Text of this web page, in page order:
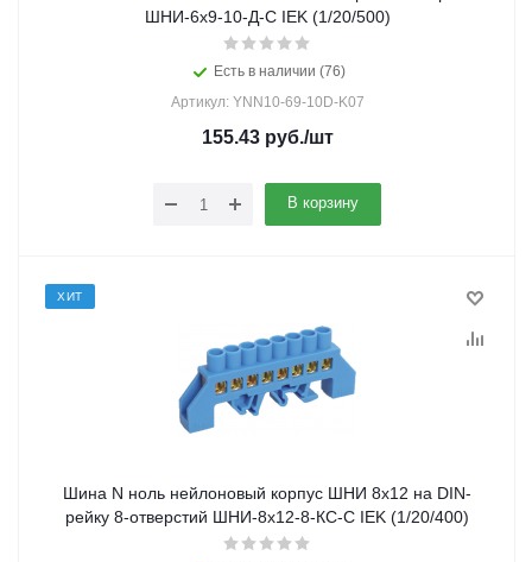
ШНИ-6х9-10-Д-С IEK (1/20/500)
Есть в наличии (76)
Артикул: YNN10-69-10D-K07
155.43руб./шт
В корзину
ХИТ
Шина N ноль нейлоновый корпус ШНИ 8х12 на DIN-
рейку 8-отверстий ШНИ-8х12-8-КС-С IEK (1/20/400)